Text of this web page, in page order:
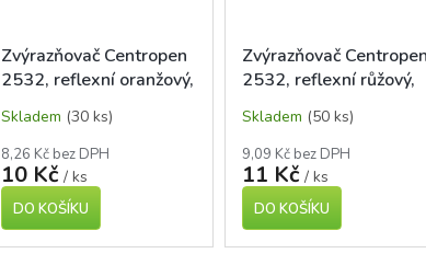
Zvýrazňovač Centropen
2532, reflexní oranžový,
Skladem (30 ks)
8,26 Kč bez DPH
10 Kč / ks
DO KOŠÍKU
Zvýrazňovač Centropen
2532, reflexní růžový,
Skladem (50 ks)
9,09 Kč bez DPH
11 Kč / ks
DO KOŠÍKU